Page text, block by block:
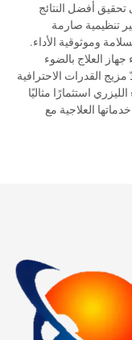
أفضل النتائج
تنظيمية صارمة
وموثوقية الأداء.
العلاج بالضوء
القدرات الاحترافية
استثمارًا مثاليًا
العلاجية مع